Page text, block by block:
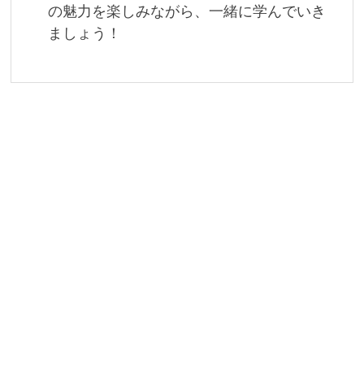
の魅力を楽しみながら、一緒に学んでいき
ましょう！